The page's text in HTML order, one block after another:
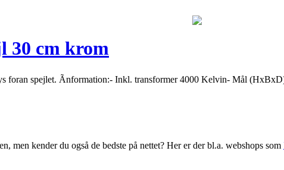
30 cm krom
foran spejlet. Ãnformation:- Inkl. transformer 4000 Kelvin- Mål
men kender du også de bedste på nettet? Her er der bl.a. webshops som